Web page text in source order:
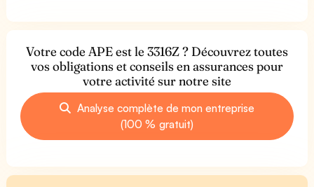
Votre code APE est le 3316Z ? Découvrez toutes
vos obligations et conseils en assurances pour
votre activité sur notre site
Analyse complète de mon entreprise
(100 % gratuit)